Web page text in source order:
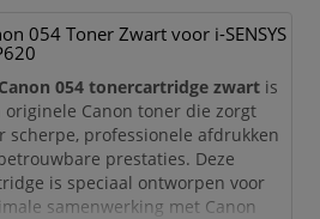
een capaciteit tot circa2.800
perfect geschikt voor
en thuiswerkplekken
054 Toner Zwart voor i-SENSYS
Canon 054 tonercartridge zwart is
originele Canon toner die zorgt
scherpe, professionele afdrukken
prestaties. Deze
is speciaal ontworpen voor
samenwerking met Canon